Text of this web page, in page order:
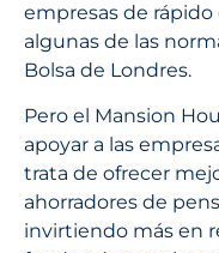
empresas de
algunas de las
Bolsa de Londres.
Pero el Mansion
apoyar a las
trata de ofrecer
ahorradores de
invirtiendo más en